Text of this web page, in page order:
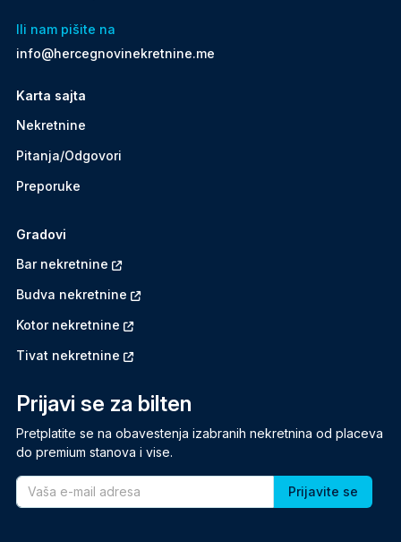
Ili nam pišite na
info@hercegnovinekretnine.me
Karta sajta
Nekretnine
Pitanja/Odgovori
Preporuke
Gradovi
Bar nekretnine
Budva nekretnine
Kotor nekretnine
Tivat nekretnine
Prijavi se za bilten
Pretplatite se na obavestenja izabranih nekretnina od placeva
do premium stanova i vise.
Email